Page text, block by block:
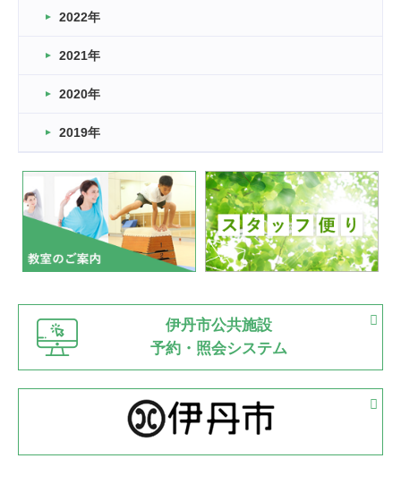
2026.03.11
緑ケ丘体育館
2022.11.03
緑ケ丘体育館
いたっぼーる大会☆彡
緑ケ丘体育館
2022.07.03
市内総合体育大会が開始
緑ケ丘体育館 猪名川運動広場
古池運動広場
2022.06.12
県知事杯争奪バレーボール大会が開催
緑ケ丘体育館
2022.05.05
体育協会長杯 バドミントン競技の部
2022.05.22
2022年
2021年
2020年
2019年
伊丹市公共施設
予約・照会システム